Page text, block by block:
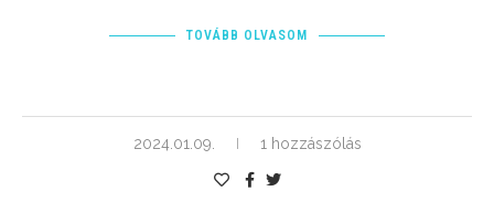
TOVÁBB OLVASOM
2024.01.09. 1 hozzászólás